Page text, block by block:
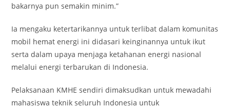
bakarnya pun semakin minim.”
Ia mengaku ketertarikannya untuk terlibat dalam komunitas
mobil hemat energi ini didasari keinginannya untuk ikut
serta dalam upaya menjaga ketahanan energi nasional
melalui energi terbarukan di Indonesia.
Pelaksanaan KMHE sendiri dimaksudkan untuk mewadahi
mahasiswa teknik seluruh Indonesia untuk